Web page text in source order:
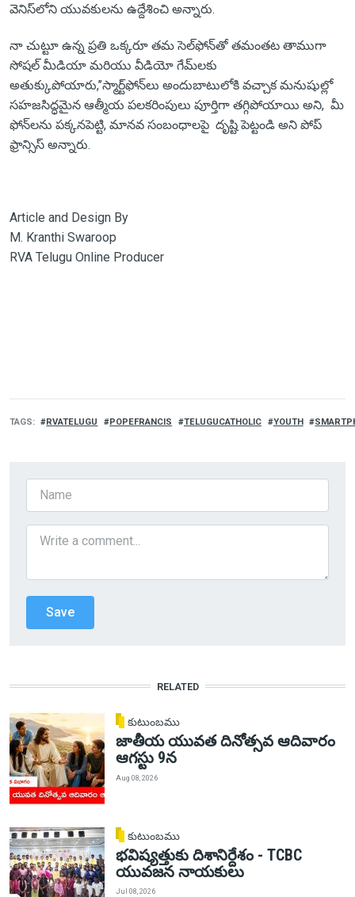
వెనిస్‌లోని యువకులను ఉద్దేశించి అన్నారు.
నా చుట్టూ ఉన్న ప్రతి ఒక్కరూ తమ సెల్‌ఫోన్‌తో తమంతట తాముగా
సోషల్ మీడియా మరియు వీడియో గేమ్‌లకు
అతుక్కుపోయారు,’’స్మార్ట్‌ఫోన్‌లు అందుబాటులోకి వచ్చాక మనుషుల్లో
సహజసిద్ధమైన ఆత్మీయ పలకరింపులు పూర్తిగా తగ్గిపోయాయి అని, మీ
ఫోన్‌లను పక్కనపెట్టి, మానవ సంబంధాలపై దృష్టి పెట్టండి అని పోప్
ఫ్రాన్సిస్ అన్నారు.
Article and Design By
M. Kranthi Swaroop
RVA Telugu Online Producer
TAGS RVATELUGU POPEFRANCIS TELUGUCATHOLIC YOUTH
RELATED
కుటుంబము
జాతీయ యువత దినోత్సవ ఆదివారం
ఆగస్టు 9న
Aug 08, 2026
కుటుంబము
భవిష్యత్తుకు దిశానిర్దేశం - TCBC
యువజన నాయకులు
Jul 08, 2026